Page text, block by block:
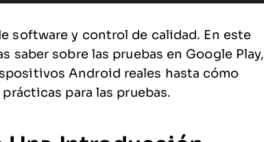
software y control de calidad. En este
sobre las pruebas en Google Play,
Android reales hasta cómo
para las pruebas.